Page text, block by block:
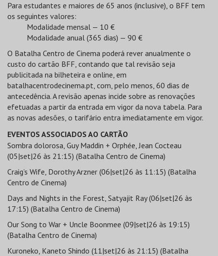
Para estudantes e maiores de 65 anos (inclusive), o BFF tem
os seguintes valores:
Modalidade mensal — 10 €
Modalidade anual (365 dias) — 90 €
O Batalha Centro de Cinema poderá rever anualmente o
custo do cartão BFF, contando que tal revisão seja
publicitada na bilheteira e online, em
batalhacentrodecinema.pt, com, pelo menos, 60 dias de
antecedência. A revisão apenas incide sobre as renovações
efetuadas a partir da entrada em vigor da nova tabela. Para
as novas adesões, o tarifário entra imediatamente em vigor.
EVENTOS ASSOCIADOS AO CARTÃO
Sombra dolorosa, Guy Maddin + Orphée, Jean Cocteau
(05|set|26 às 21:15) (Batalha Centro de Cinema)
Craig’s Wife, Dorothy Arzner (06|set|26 às 11:15) (Batalha
Centro de Cinema)
Days and Nights in the Forest, Satyajit Ray (06|set|26 às
17:15) (Batalha Centro de Cinema)
Our Song to War + Uncle Boonmee (09|set|26 às 19:15)
(Batalha Centro de Cinema)
Kuroneko, Kaneto Shindo (11|set|26 às 21:15) (Batalha